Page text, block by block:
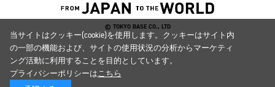
© TOKYO BASE CO., LTD
当サイトはクッキー(cookie)を使用します。クッキーはサイト内
の一部の機能および、サイトの使用状況の分析からマーケティ
ング活動に利用することを目的としています。
プライバシーポリシーはこちら